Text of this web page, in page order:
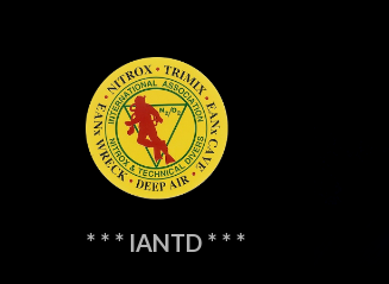
* * * IANTD * * *